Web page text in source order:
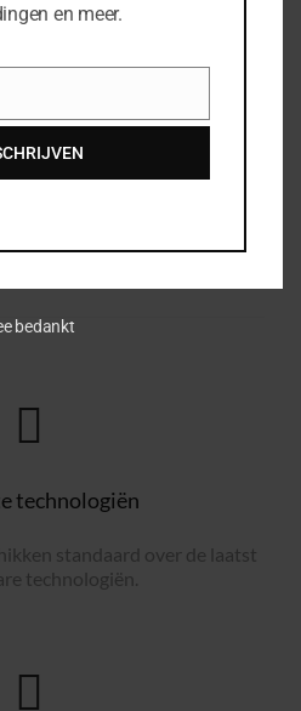
technologiën
standaard over de laatst
technologiën.
en meer.
bedankt